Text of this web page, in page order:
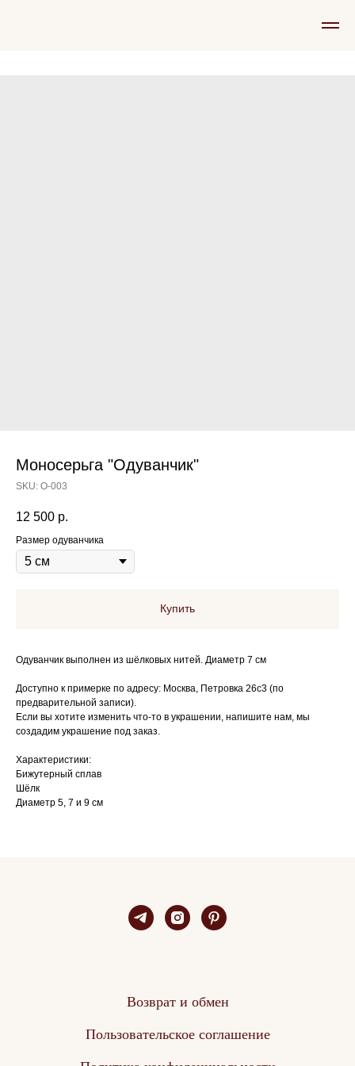
Моносерьга "Одуванчик"
SKU: O-003
12 500 р.
Размер одуванчика
Купить
Одуванчик выполнен из шёлковых нитей. Диаметр 7 см
Доступно к примерке по адресу: Москва, Петровка 26с3 (по
предварительной записи).
Если вы хотите изменить что-то в украшении, напишите нам, мы
создадим украшение под заказ.
Характеристики:
Бижутерный сплав
Шёлк
Диаметр 5, 7 и 9 см
Возврат и обмен
Пользовательское соглашение